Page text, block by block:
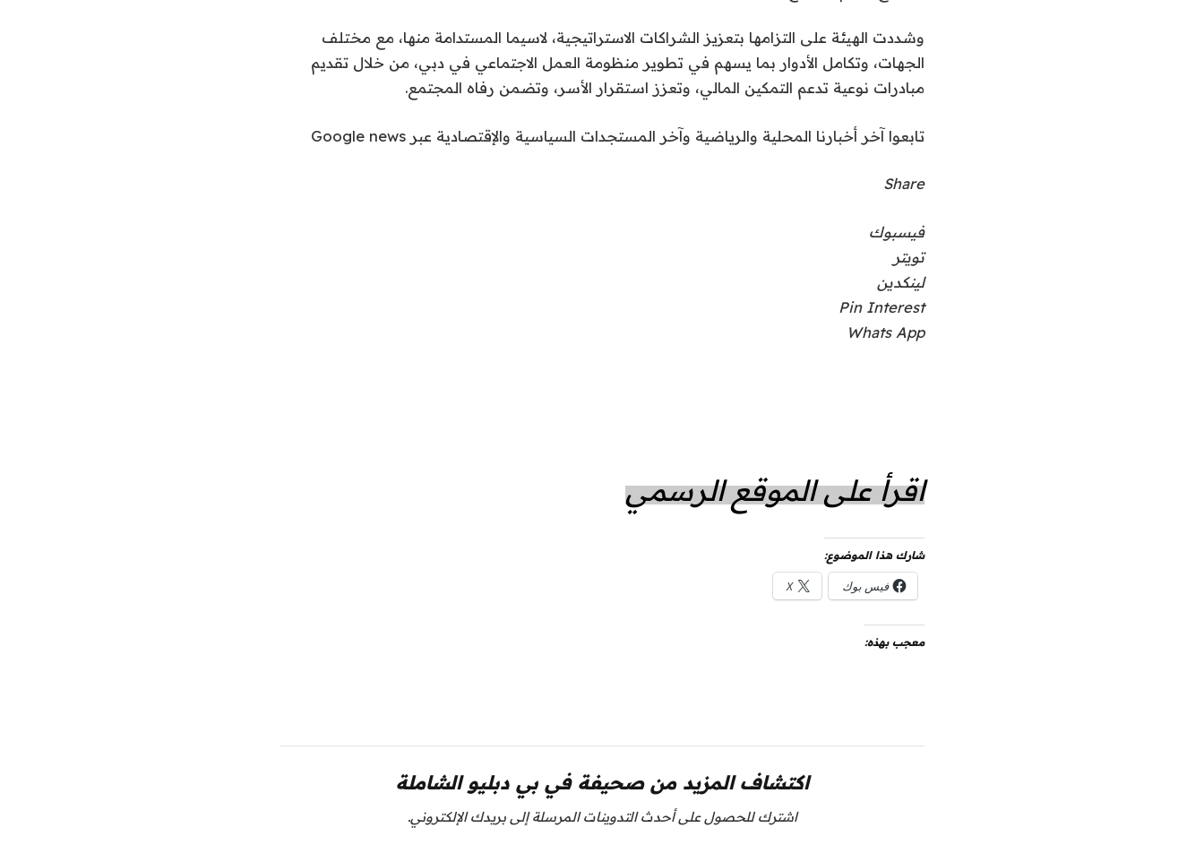
وشددت الهيئة على التزامها بتعزيز الشراكات الاستراتيجية، لاسيما المستدامة منها، مع مختلف
الجهات، وتكامل الأدوار بما يسهم في تطوير منظومة العمل الاجتماعي في دبي، من خلال تقديم
مبادرات نوعية تدعم التمكين المالي، وتعزز استقرار الأسر، وتضمن رفاه المجتمع.
تابعوا آخر أخبارنا المحلية والرياضية وآخر المستجدات السياسية والإقتصادية عبر Google news
Share
فيسبوك
تويتر
لينكدين
Pin Interest
Whats App
اقرأ على الموقع الرسمي
شارك هذا الموضوع:
فيس بوك X
معجب بهذه:
اكتشاف المزيد من صحيفة في بي دبليو الشاملة
اشترك للحصول على أحدث التدوينات المرسلة إلى بريدك الإلكتروني.